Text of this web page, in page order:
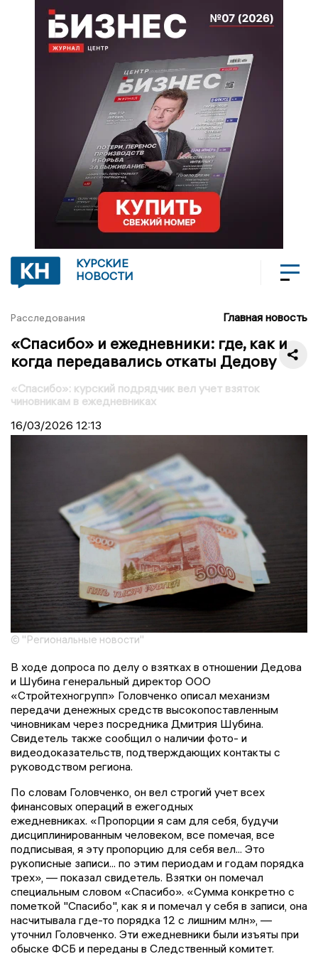
КУРСКИЕ
НОВОСТИ
Расследования Главная новость
«Спасибо» и ежедневники: где, как и
когда передавались откаты Дедову
«Спасибо»: курский подрядчик вел учет взяток
чиновникам в ежедневниках
16/03/2026 12:13
© "Региональные новости"
В ходе допроса по делу о взятках в отношении Дедова
и Шубина генеральный директор ООО
«Стройтехногрупп» Головченко описал механизм
передачи денежных средств высокопоставленным
чиновникам через посредника Дмитрия Шубина.
Свидетель также сообщил о наличии фото- и
видеодоказательств, подтверждающих контакты с
руководством региона.
По словам Головченко, он вел строгий учет всех
финансовых операций в ежегодных
ежедневниках. «Пропорции я сам для себя, будучи
дисциплинированным человеком, все помечая, все
подписывая, я эту пропорцию для себя вел... Это
рукописные записи... по этим периодам и годам порядка
трех», — показал свидетель. Взятки он помечал
специальным словом «Спасибо». «Сумма конкретно с
пометкой "Спасибо", как я и помечал у себя в записи, она
насчитывала где-то порядка 12 с лишним млн», —
уточнил Головченко. Эти ежедневники были изъяты при
обыске ФСБ и переданы в Следственный комитет.